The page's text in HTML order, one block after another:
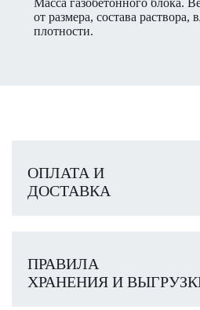
Масса газобетонного блока.
от размера, состава раствора,
плотности.
ОПЛАТА И
ДОСТАВКА
ПРАВИЛА
ХРАНЕНИЯ И